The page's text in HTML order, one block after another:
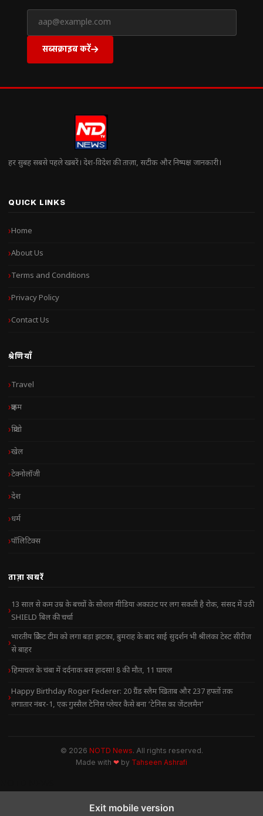
सब्सक्राइब करें
हर सुबह सबसे पहले खबरें। देश-विदेश की ताज़ा, सटीक और निष्पक्ष जानकारी।
QUICK LINKS
Home
About Us
Terms and Conditions
Privacy Policy
Contact Us
श्रेणियाँ
Travel
क्राइम
क्रिप्टो
खेल
टेक्नोलॉजी
देश
धर्म
पॉलिटिक्स
ताज़ा खबरें
13 साल से कम उम्र के बच्चों के सोशल मीडिया अकाउंट पर लग सकती है रोक, संसद में उठी
SHIELD बिल की चर्चा
भारतीय क्रिकेट टीम को लगा बड़ा झटका, बुमराह के बाद साई सुदर्शन भी श्रीलंका टेस्ट सीरीज
से बाहर
हिमाचल के चंबा में दर्दनाक बस हादसा! 8 की मौत, 11 घायल
Happy Birthday Roger Federer: 20 ग्रैंड स्लैम खिताब और 237 हफ्तों तक
लगातार नंबर-1, एक गुस्सैल टेनिस प्लेयर कैसे बना ‘टेनिस का जेंटलमैन’
© 2026 NOTD News. All rights reserved.
Made with ❤ by Tahseen Ashrafi
Exit mobile version